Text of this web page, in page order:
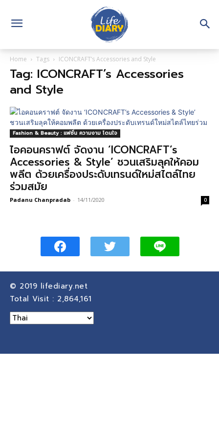
Home Tags ICONCRAFT’s Accessories and Style
Tag: ICONCRAFT’s Accessories
and Style
Fashion & Beauty : แฟชั่น ความงาม โดนใจ
ไอคอนคราฟต์ จัดงาน ‘ICONCRAFT’s
Accessories & Style’ ชวนเสริมลุคให้คอม
พลีต ด้วยเครื่องประดับเทรนด์ใหม่สไตล์ไทย
ร่วมสมัย
Padanu Chanpradab - 14/11/2020 0
© 2019 lifediary.net
Total Visit : 2,864,161